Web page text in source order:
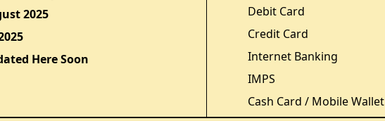
2025
Here Soon
Debit Card
Credit Card
Internet Banking
IMPS
Cash Card / Mobile Wallet